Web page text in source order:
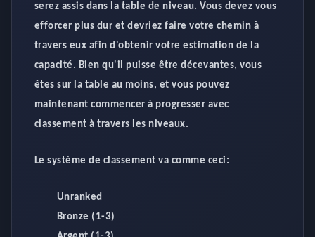
serez assis dans la table de niveau. Vous devez vous
efforcer plus dur et devriez faire votre chemin à
travers eux afin d'obtenir votre estimation de la
capacité. Bien qu'il puisse être décevantes, vous
êtes sur la table au moins, et vous pouvez
maintenant commencer à progresser avec
classement à travers les niveaux.
Le système de classement va comme ceci:
Unranked
Bronze (1-3)